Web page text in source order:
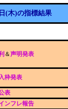
(木)の指標結果
＆声明発表
枠発表
表
ンフレ報告